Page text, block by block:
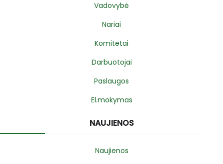
Vadovybė
Nariai
Komitetai
Darbuotojai
Paslaugos
El.mokymas
NAUJIENOS
Naujienos